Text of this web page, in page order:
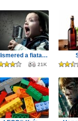
Felismered a fiatal zenészeket?
21K